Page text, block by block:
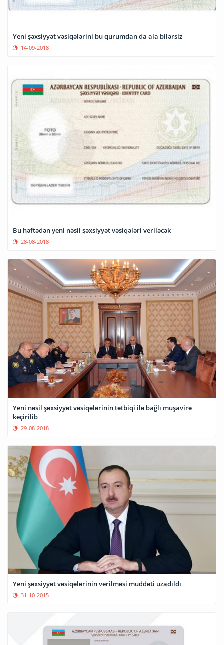
Yeni şəxsiyyət vəsiqələrini bu qurumdan da ala bilərsiz
14-09-2018
Bu həftədən yeni nəsil şəxsiyyət vəsiqələri veriləcək
28-08-2018
Yeni nəsil şəxsiyyət vəsiqələrinin tətbiqi ilə bağlı müşavirə
keçirilib
29-08-2018
Yeni şəxsiyyət vəsiqələrinin verilməsi müddəti uzadıldı
31-10-2015